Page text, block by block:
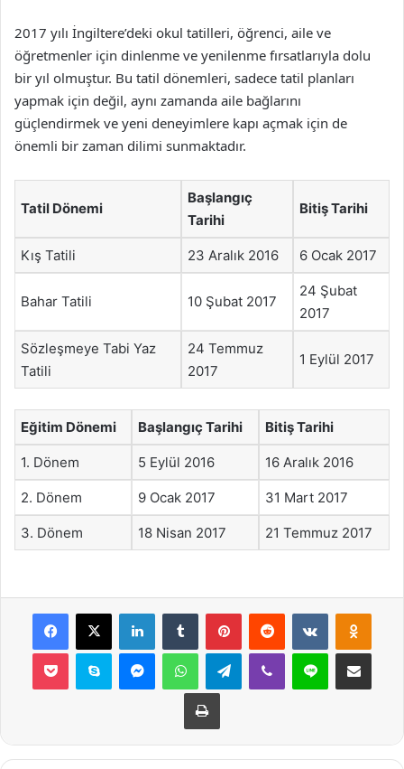
2017 yılı İngiltere’deki okul tatilleri, öğrenci, aile ve
öğretmenler için dinlenme ve yenilenme fırsatlarıyla dolu
bir yıl olmuştur. Bu tatil dönemleri, sadece tatil planları
yapmak için değil, aynı zamanda aile bağlarını
güçlendirmek ve yeni deneyimlere kapı açmak için de
önemli bir zaman dilimi sunmaktadır.
Tatil Dönemi
Başlangıç
Tarihi
Bitiş Tarihi
Kış Tatili 23 Aralık 2016 6 Ocak 2017
Bahar Tatili 10 Şubat 2017
24 Şubat
2017
Sözleşmeye Tabi Yaz
Tatili
24 Temmuz
2017
1 Eylül 2017
Eğitim Dönemi Başlangıç Tarihi Bitiş Tarihi
1. Dönem 5 Eylül 2016 16 Aralık 2016
2. Dönem 9 Ocak 2017 31 Mart 2017
3. Dönem 18 Nisan 2017 21 Temmuz 2017
Facebook
X LinkedInTumblr PinterestReddit VKontakte
Pocket Skype MessengerWhatsAppTelegramViber Line E-Posta ile
Yazdır